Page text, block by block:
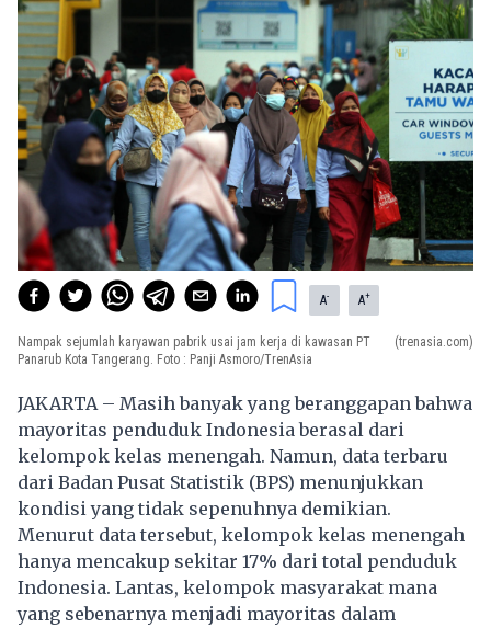
A- A+
Nampak sejumlah karyawan pabrik usai jam kerja di kawasan PT
Panarub Kota Tangerang. Foto : Panji Asmoro/TrenAsia
(trenasia.com)
JAKARTA – Masih banyak yang beranggapan bahwa
mayoritas penduduk Indonesia berasal dari
kelompok kelas menengah. Namun, data terbaru
dari Badan Pusat Statistik (BPS) menunjukkan
kondisi yang tidak sepenuhnya demikian.
Menurut data tersebut, kelompok kelas menengah
hanya mencakup sekitar 17% dari total penduduk
Indonesia. Lantas, kelompok masyarakat mana
yang sebenarnya menjadi mayoritas dalam